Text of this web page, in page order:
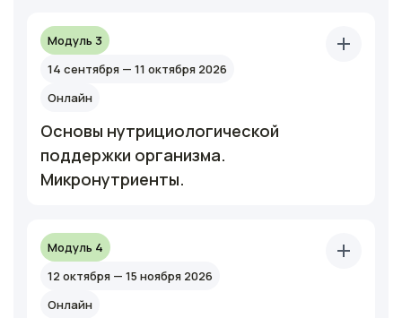
Модуль 3
14 сентября — 11 октября 2026
Онлайн
Основы нутрициологической
поддержки организма.
Микронутриенты.
Модуль 4
12 октября — 15 ноября 2026
Онлайн